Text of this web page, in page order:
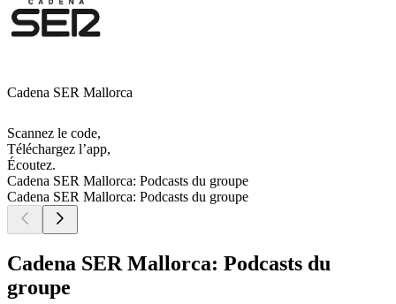
Cadena SER Mallorca
Scannez le code,
Téléchargez l’app,
Écoutez.
Cadena SER Mallorca: Podcasts du groupe
Cadena SER Mallorca: Podcasts du groupe
Cadena SER Mallorca: Podcasts du
groupe